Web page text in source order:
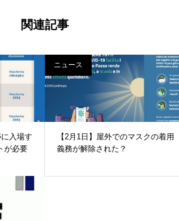
関連記事
に入場す
が必要
ニュース
【2月1日】屋外でのマスクの着用
義務が解除された？